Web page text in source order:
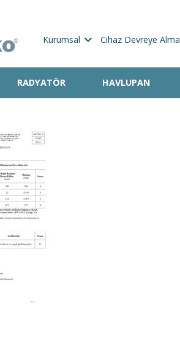
Kurumsal Cihaz Devreye Alma
RADYATÖR HAVLUPAN